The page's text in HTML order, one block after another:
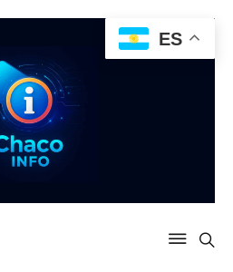
ES